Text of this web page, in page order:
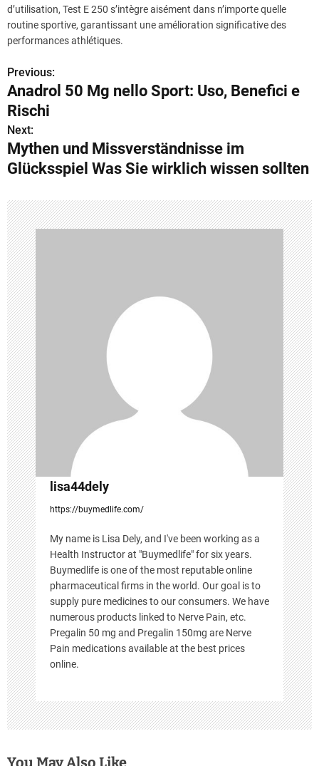
d’utilisation, Test E 250 s’intègre aisément dans n’importe quelle
routine sportive, garantissant une amélioration significative des
performances athlétiques.
P
o
s
t
a
v
i
g
a
t
i
o
n
Previous:
Anadrol 50 Mg nello Sport: Uso, Benefici e
Rischi
Next:
Mythen und Missverständnisse im
Glücksspiel Was Sie wirklich wissen sollten
lisa44dely
https://buymedlife.com/
My name is Lisa Dely, and I've been working as a
Health Instructor at "Buymedlife" for six years.
Buymedlife is one of the most reputable online
pharmaceutical firms in the world. Our goal is to
supply pure medicines to our consumers. We have
numerous products linked to Nerve Pain, etc.
Pregalin 50 mg and Pregalin 150mg are Nerve
Pain medications available at the best prices
online.
You May Also Like